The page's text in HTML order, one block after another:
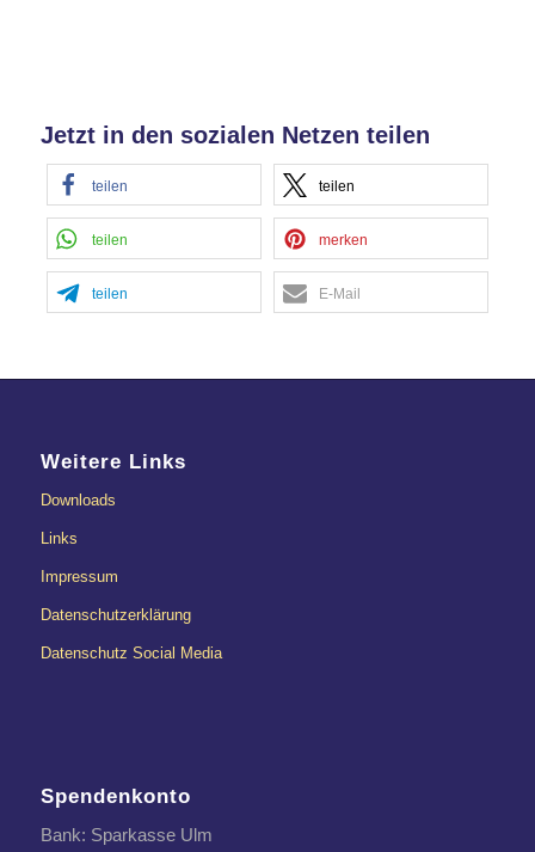
Jetzt in den sozialen Netzen teilen
teilen teilen
teilen merken
teilen E-Mail
Weitere Links
Downloads
Links
Impressum
Datenschutzerklärung
Datenschutz Social Media
Spendenkonto
Bank: Sparkasse Ulm